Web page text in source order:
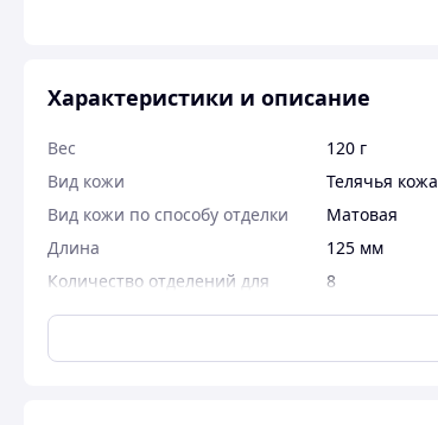
Характеристики и описание
Вес
120 г
Вид кожи
Телячья кожа
Вид кожи по способу отделки
Матовая
Длина
125 мм
Количество отделений для
8
купюр